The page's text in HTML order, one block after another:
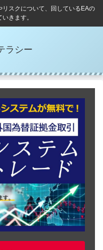
スクについて、回しているEAの
きます。
ラシー